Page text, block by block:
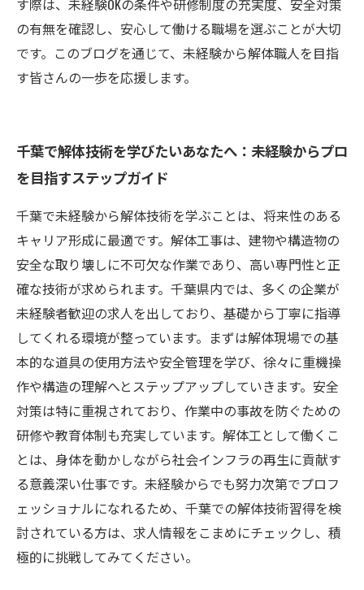
す際は、未経験OKの条件や研修制度の充実度、安全対策
の有無を確認し、安心して働ける職場を選ぶことが大切
です。このブログを通じて、未経験から解体職人を目指
す皆さんの一歩を応援します。
千葉で解体技術を学びたいあなたへ：未経験からプロ
を目指すステップガイド
千葉で未経験から解体技術を学ぶことは、将来性のある
キャリア形成に最適です。解体工事は、建物や構造物の
安全な取り壊しに不可欠な作業であり、高い専門性と正
確な技術が求められます。千葉県内では、多くの企業が
未経験者歓迎の求人を出しており、基礎から丁寧に指導
してくれる環境が整っています。まずは解体現場での基
本的な道具の使用方法や安全管理を学び、徐々に重機操
作や構造の理解へとステップアップしていきます。安全
対策は特に重視されており、作業中の事故を防ぐための
研修や教育体制も充実しています。解体工として働くこ
とは、身体を動かしながら社会インフラの再生に貢献す
る意義深い仕事です。未経験からでも努力次第でプロフ
ェッショナルになれるため、千葉での解体技術習得を検
討されている方は、求人情報をこまめにチェックし、積
極的に挑戦してみてください。